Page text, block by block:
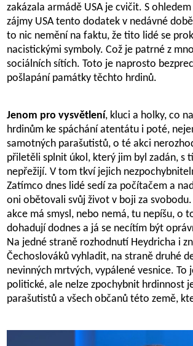
zakázala armádě USA je cvičit. S
zájmy USA tento dodatek v nedávné
to nic nemění na faktu, že tito lidé se
nacistickými symboly. Což je patrné z
sociálních sítích. Toto je naprosto
pošlapání památky těchto hrdinů.
Jenom pro vysvětlení, kluci a holky, co
hrdinům ke spáchání atentátu i poté,
samotných parašutistů, o té akci
přiletěli splnit úkol, který jim byl zadán, s
nepřežijí. V tom tkví jejich
Zatímco dnes lidé sedí za počítačem a
oni obětovali svůj život v boji za
akce má smysl, nebo nemá, tu nepíšu, o
dohadují dodnes a já se necítím být
Na jedné straně rozhodnutí Heydricha i
Čechoslováků vyhladit, na straně druhé
nevinných mrtvých, vypálené vesnice. To
politické, ale nelze zpochybnit hrdinnost
parašutistů a všech občanů této země,